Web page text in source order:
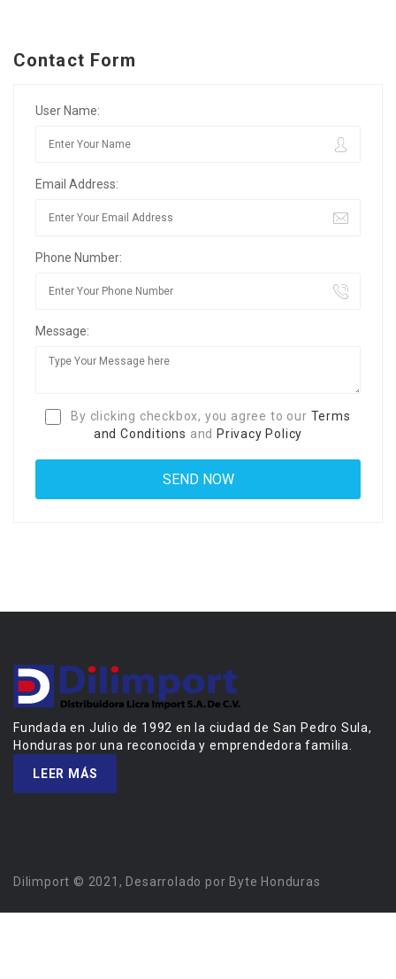
Contact Form
User Name:
Email Address:
Phone Number:
Message:
By clicking checkbox, you agree to our Terms
and Conditions and Privacy Policy
Fundada en Julio de 1992 en la ciudad de San Pedro Sula,
Honduras por una reconocida y emprendedora familia.
LEER MÁS
Dilimport © 2021, Desarrolado por Byte Honduras